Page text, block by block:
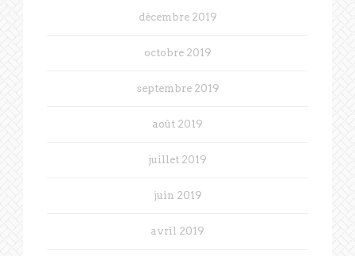
décembre 2019
octobre 2019
septembre 2019
août 2019
juillet 2019
juin 2019
avril 2019